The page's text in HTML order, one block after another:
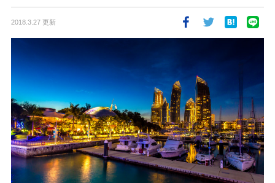
2018.3.27 更新